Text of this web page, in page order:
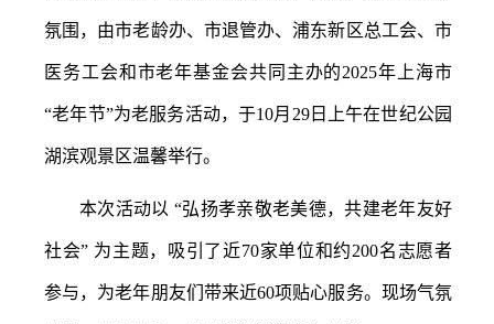
氛围，由市老龄办、市退管办、浦东新区总工会、市
医务工会和市老年基金会共同主办的2025年上海市
“老年节”为老服务活动，于10月29日上午在世纪公园
湖滨观景区温馨举行。
本次活动以 “弘扬孝亲敬老美德，共建老年友好
社会” 为主题，吸引了近70家单位和约200名志愿者
参与，为老年朋友们带来近60项贴心服务。现场气氛